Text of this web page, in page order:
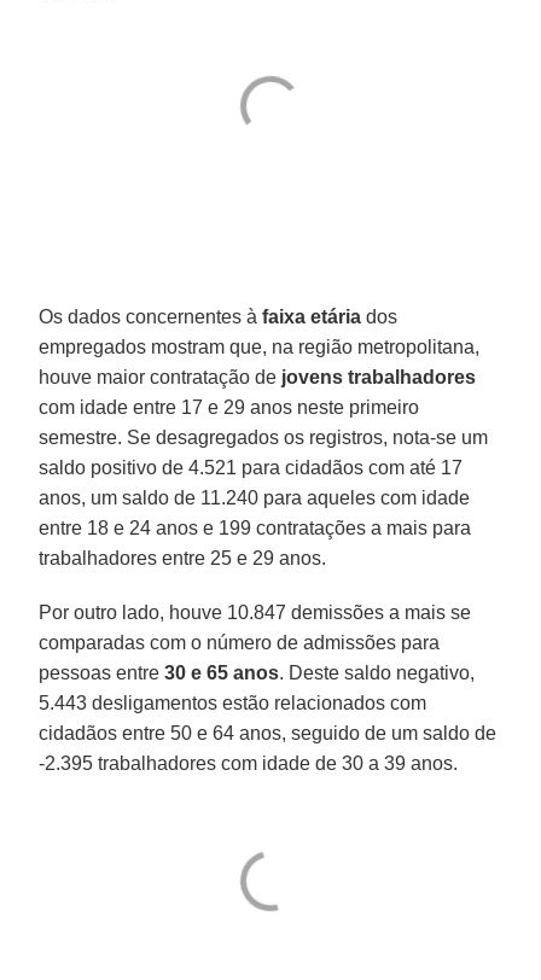
Os dados concernentes àfaixa etária dos
empregados mostram que, na região metropolitana,
houve maior contratação de jovens trabalhadores
com idade entre 17 e 29 anos neste primeiro
semestre. Se desagregados os registros, nota-se um
saldo positivo de 4.521 para cidadãos com até 17
anos, um saldo de 11.240 para aqueles com idade
entre 18 e 24 anos e 199 contratações a mais para
trabalhadores entre 25 e 29 anos.
Por outro lado, houve 10.847 demissões a mais se
comparadas com o número de admissões para
pessoas entre30 e 65 anos. Deste saldo negativo,
5.443 desligamentos estão relacionados com
cidadãos entre 50 e 64 anos, seguido de um saldo de
-2.395 trabalhadores com idade de 30 a 39 anos.